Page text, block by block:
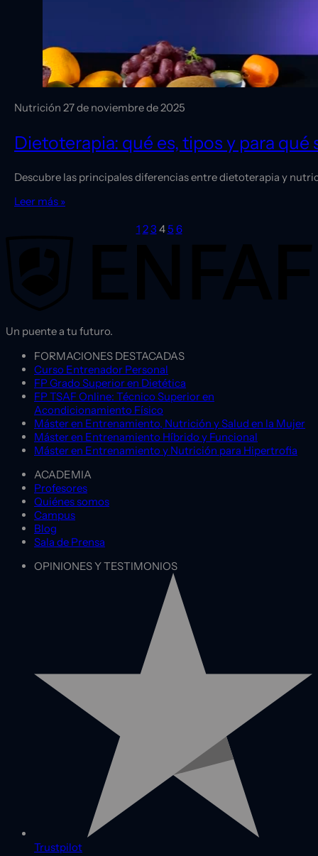
Nutrición 27 de noviembre de 2025
Dietoterapia: qué es, tipos y para qué
Descubre las principales diferencias entre dietoterapia y
Leer más »
1 23 45 6
Un puente a tu futuro.
FORMACIONES DESTACADAS
Curso Entrenador Personal
FP Grado Superior en Dietética
FP TSAF Online: Técnico Superior en
Acondicionamiento Físico
Máster en Entrenamiento, Nutrición y Salud en la Mujer
Máster en Entrenamiento Híbrido y Funcional
Máster en Entrenamiento y Nutrición para Hipertrofia
ACADEMIA
Profesores
Quiénes somos
Campus
Blog
Sala de Prensa
OPINIONES Y TESTIMONIOS
Trustpilot